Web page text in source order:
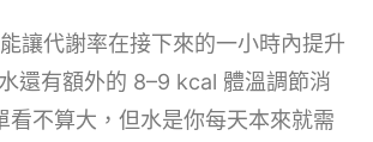
讓代謝率在接下來的一小時內提升
還有額外的 8–9 kcal 體溫調節消
看不算大，但水是你每天本來就需